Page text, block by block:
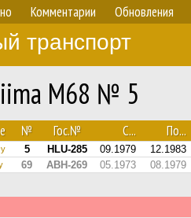
Комментарии Обновления
транспорт
M68 № 5
№ Гос.№ С... По...
5 HLU-285 09.1979 12.1983
69 ABH-269 05.1973 08.1979